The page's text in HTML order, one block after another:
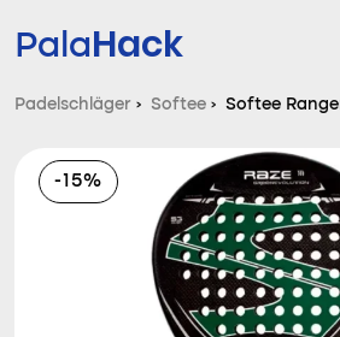
PalaHack
Padelschläger
Fragen und
Vergleich
Padelschläger › Softee › Softee
-15%